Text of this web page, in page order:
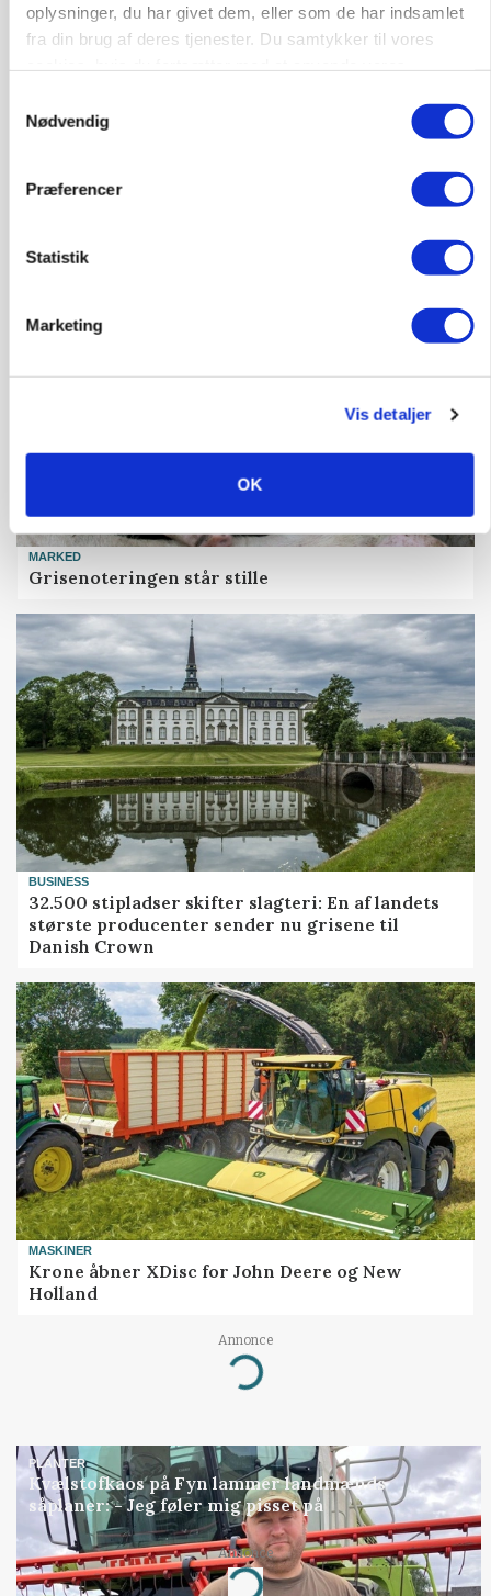
oplysninger, du har givet dem, eller som de har indsamlet
fra din brug af deres tjenester. Du samtykker til vores
Nødvendig
Præferencer
Statistik
Marketing
Vis detaljer
OK
MASKINER
MARKED
Grisenoteringen står stille
BUSINESS
32.500 stipladser skifter slagteri: En af landets
største producenter sender nu grisene til
Danish Crown
MASKINER
Krone åbner XDisc for John Deere og New
Holland
Annonce
Loading...
PLANTER
Kvælstofkaos på Fyn lammer landmænds
såplaner: - Jeg føler mig pisset på
Annonce